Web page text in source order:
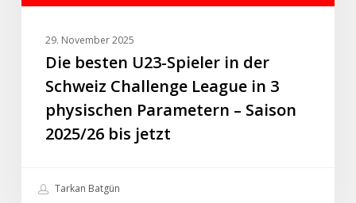
Parametern
Saison
2025/26
29. November 2025
Die besten U23-Spieler in der
Schweiz Challenge League in 3
physischen Parametern – Saison
2025/26 bis jetzt
Tarkan Batgün